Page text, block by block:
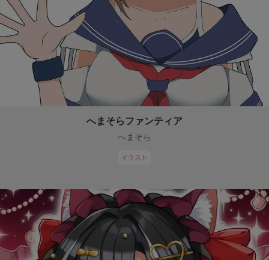
へまそらファンティア
へまそら
イラスト